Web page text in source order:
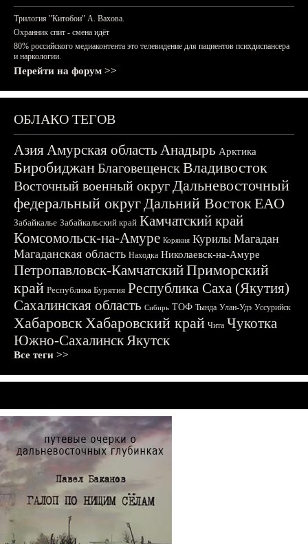
Трилогия "Китобои" А. Вахова.
Охранник спит - смена идёт
80% российского медиаконтента это телевидение для пациентов психдиспансера
и наркологии.
Перейти на форум >>
ОБЛАКО ТЕГОВ
АзияАмурская область Анадырь Арктика
БиробиджанБлаговещенскВладивосток
Восточный военный округДальневосточный
федеральный округДальний ВостокЕАО
Забайкалье Забайкальский край Камчатский край
Комсомольск-на-Амуре Корякия Курилы Магадан
Магаданская область Находка Николаевск-на-Амуре
Петропавловск-КамчатскийПриморский
край Республика Бурятия Республика Саха (Якутия)
Сахалинская область Сибирь ТОФ Тында Улан-Удэ Уссурийск
ХабаровскХабаровский край Чита Чукотка
Южно-СахалинскЯкутск
Все теги >>